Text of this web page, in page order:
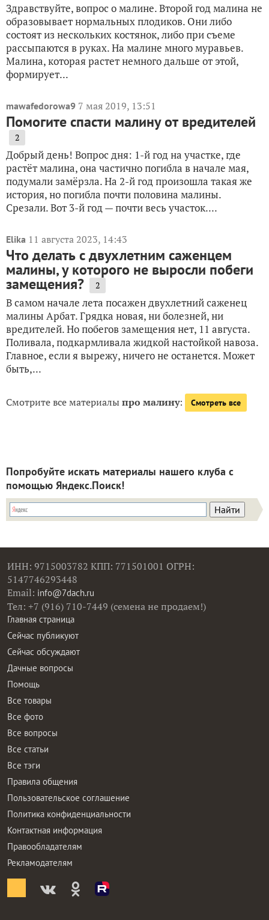
Здравствуйте, вопрос о малине. Второй год малина не
образовывает нормальных плодиков. Они либо
состоят из нескольких костянок, либо при съеме
рассыпаются в руках. На малине много муравьев.
Малина, которая растет немного дальше от этой,
формирует...
mawafedorowa9 7 мая 2019, 13:51
Помогите спасти малину от вредителей
2
Добрый день! Вопрос дня: 1-й год на участке, где
растёт малина, она частично погибла в начале мая,
подумали замёрзла. На 2-й год произошла такая же
история, но погибла почти половина малины.
Срезали. Вот 3-й год — почти весь участок....
Elika 11 августа 2023, 14:43
Что делать с двухлетним саженцем
малины, у которого не выросли побеги
замещения? 2
В самом начале лета посажен двухлетний саженец
малины Арбат. Грядка новая, ни болезней, ни
вредителей. Но побегов замещения нет, 11 августа.
Поливала, подкармливала жидкой настойкой навоза.
Главное, если я вырежу, ничего не останется. Может
быть,...
Смотрите все материалыпро малину: Смотреть все
Попробуйте искать материалы нашего клуба с
помощью Яндекс.Поиск!
ИНН: 9715003782 КПП: 771501001 ОГРН:
5147746293448
Email: info@7dach.ru
Тел: +7 (916) 710-7449 (семена не продаем!)
Главная страница
Сейчас публикуют
Сейчас обсуждают
Дачные вопросы
Помощь
Все товары
Все фото
Все вопросы
Все статьи
Все тэги
Правила общения
Пользовательское соглашение
Политика конфиденциальности
Контактная информация
Правообладателям
Рекламодателям